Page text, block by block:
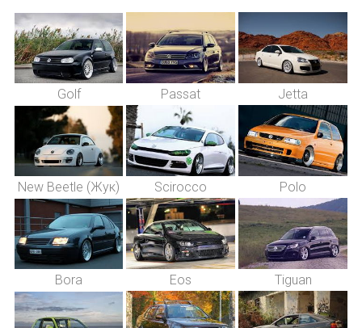
Golf Passat Jetta
New Beetle (Жук) Scirocco Polo
Bora Eos Tiguan